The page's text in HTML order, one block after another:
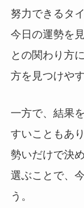
努力できるタ
今日の運勢を
との関わり方
方を見つけや
一方で、結果
すいこともあり
勢いだけで決
選ぶことで、
う。